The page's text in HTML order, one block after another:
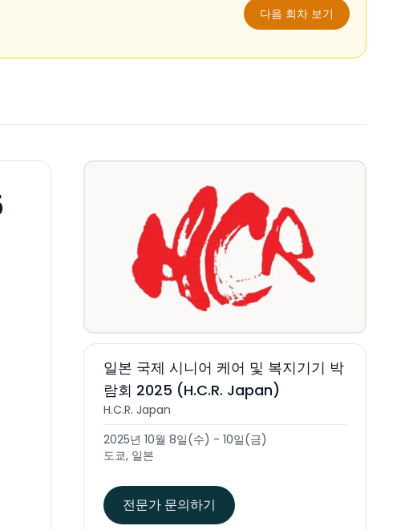
다음 회차 보기
일본 국제 시니어 케어 및 복지기기 박
람회 2025 (H.C.R. Japan)
H.C.R. Japan
2025년 10월 8일(수) - 10일(금)
도쿄, 일본
전문가 문의하기